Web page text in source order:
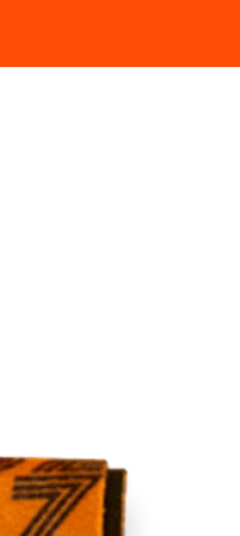
SLAP 112 SLAP 92 UBAC
RECHERCHER